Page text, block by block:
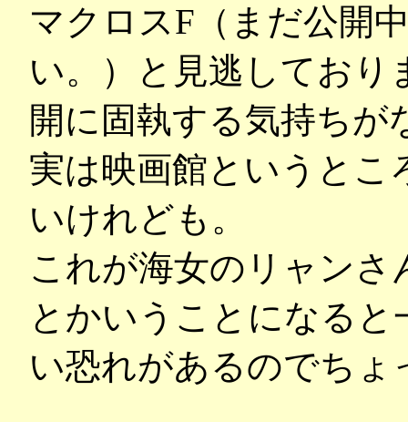
マクロスF（まだ公開
い。）と見逃しており
開に固執する気持ち
実は映画館というとこ
いけれども。
これが海女のリャン
とかいうことになる
い恐れがあるのでちょ